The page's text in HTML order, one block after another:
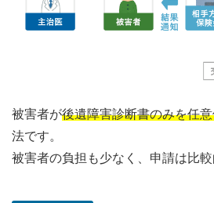
被害者が後遺障害診断書のみを任
法です。
被害者の負担も少なく、申請は比較